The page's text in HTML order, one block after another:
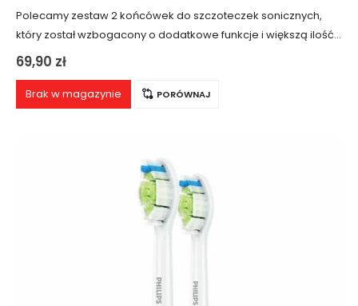
Polecamy zestaw 2 końcówek do szczoteczek sonicznych,
który został wzbogacony o dodatkowe funkcje i większą ilość
włosia usuwającego osad oraz płytkę nazębną (więcej aż o
44%). Mniejsze od standardowych główek…
69,90 zł
Brak w magazynie PORÓWNAJ